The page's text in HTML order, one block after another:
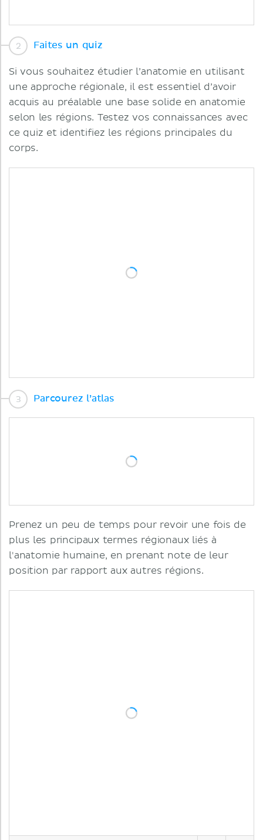
Faites un quiz
Si vous souhaitez étudier l’anatomie en utilisant
une approche régionale, il est essentiel d’avoir
acquis au préalable une base solide en anatomie
selon les régions. Testez vos connaissances avec
ce quiz et identifiez les régions principales du
corps.
Parcourez l’atlas
Prenez un peu de temps pour revoir une fois de
plus les principaux termes régionaux liés à
l'anatomie humaine, en prenant note de leur
position par rapport aux autres régions.